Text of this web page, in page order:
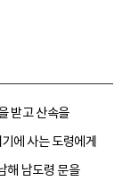
받고 산속을
에 사는 도령에게
해 남도령 문을